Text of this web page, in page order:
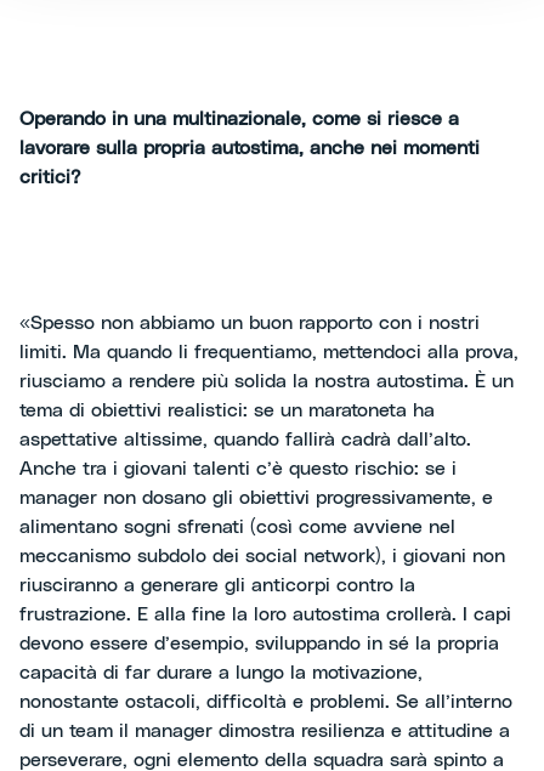
Operando in una multinazionale, come si riesce a
lavorare sulla propria autostima, anche nei momenti
critici?
«Spesso non abbiamo un buon rapporto con i nostri
limiti. Ma quando li frequentiamo, mettendoci alla prova,
riusciamo a rendere più solida la nostra autostima. È un
tema di obiettivi realistici: se un maratoneta ha
aspettative altissime, quando fallirà cadrà dall’alto.
Anche tra i giovani talenti c’è questo rischio: se i
manager non dosano gli obiettivi progressivamente, e
alimentano sogni sfrenati (così come avviene nel
meccanismo subdolo dei social network), i giovani non
riusciranno a generare gli anticorpi contro la
frustrazione. E alla fine la loro autostima crollerà. I capi
devono essere d’esempio, sviluppando in sé la propria
capacità di far durare a lungo la motivazione,
nonostante ostacoli, difficoltà e problemi. Se all’interno
di un team il manager dimostra resilienza e attitudine a
perseverare, ogni elemento della squadra sarà spinto a